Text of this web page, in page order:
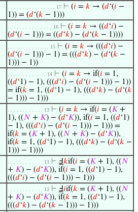
. . . . . . . . . . . . . . . . 17 ⊢ (𝑖 = 𝑘 → (𝑑‘(𝑖 −
1)) = (𝑑‘(𝑘 − 1)))
. . . . . . . . . . . . . . . 16 ⊢ (𝑖 = 𝑘 → ((𝑑‘𝑖) −
(𝑑‘(𝑖 − 1))) = ((𝑑‘𝑘) − (𝑑‘(𝑘 − 1))))
. . . . . . . . . . . . . . 15 ⊢ (𝑖 = 𝑘 → (((𝑑‘𝑖) −
(𝑑‘(𝑖 − 1))) − 1) = (((𝑑‘𝑘) − (𝑑‘(𝑘 −
1))) − 1))
. . . . . . . . . . . . . 14 ⊢ (𝑖 = 𝑘 → if(𝑖 = 1,
((𝑑‘1) − 1), (((𝑑‘𝑖) − (𝑑‘(𝑖 − 1))) − 1))
= if(𝑘 = 1, ((𝑑‘1) − 1), (((𝑑‘𝑘) − (𝑑‘(𝑘
− 1))) − 1)))
. . . . . . . . . . . . 13 ⊢ (𝑖 = 𝑘 → if(𝑖 = (𝐾 +
1), ((𝑁 + 𝐾) − (𝑑‘𝐾)), if(𝑖 = 1, ((𝑑‘1)
− 1), (((𝑑‘𝑖) − (𝑑‘(𝑖 − 1))) − 1))) =
if(𝑘 = (𝐾 + 1), ((𝑁 + 𝐾) − (𝑑‘𝐾)),
if(𝑘 = 1, ((𝑑‘1) − 1), (((𝑑‘𝑘) − (𝑑‘(𝑘 −
1))) − 1))))
. . . . . . . . . . . . 13 ⊢ Ⅎ𝑘if(𝑖 = (𝐾 + 1), ((𝑁
+ 𝐾) − (𝑑‘𝐾)), if(𝑖 = 1, ((𝑑‘1) − 1),
(((𝑑‘𝑖) − (𝑑‘(𝑖 − 1))) − 1)))
. . . . . . . . . . . . 13 ⊢ Ⅎ𝑖if(𝑘 = (𝐾 + 1), ((𝑁
+ 𝐾) − (𝑑‘𝐾)), if(𝑘 = 1, ((𝑑‘1) − 1),
(((𝑑‘𝑘) − (𝑑‘(𝑘 − 1))) − 1)))